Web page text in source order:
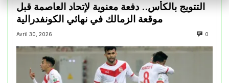
التتويج بالكأس.. دفعة معنوية لإتحاد العاصمة قبل
موقعة الزمالك في نهائي الكونفدرالية
Avril 30, 2026 0